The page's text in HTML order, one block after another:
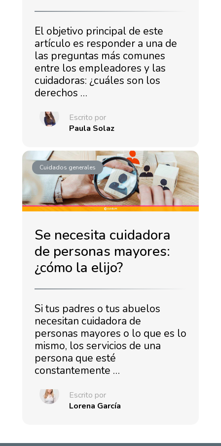
El objetivo principal de este
artículo es responder a una de
las preguntas más comunes
entre los empleadores y las
cuidadoras: ¿cuáles son los
derechos …
Escrito por
Paula Solaz
Cuidados generales
Se necesita cuidadora
de personas mayores:
¿cómo la elijo?
Si tus padres o tus abuelos
necesitan cuidadora de
personas mayores o lo que es lo
mismo, los servicios de una
persona que esté
constantemente …
Escrito por
Lorena García